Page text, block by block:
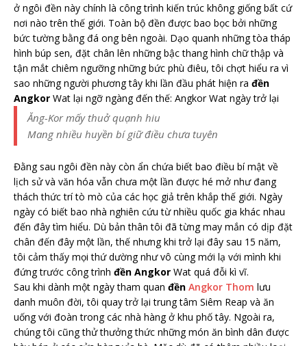
ở ngôi đền này chính là công trình kiến trúc không giống bất cứ
nơi nào trên thế giới. Toàn bộ đền được bao bọc bởi những
bức tường bằng đá ong bên ngoài. Dạo quanh những tòa tháp
hình búp sen, đặt chân lên những bậc thang hình chữ thập và
tận mắt chiêm ngưỡng những bức phù điêu, tôi chợt hiểu ra vì
sao những người phương tây khi lần đầu phát hiện ra đền
Angkor Wat lại ngỡ ngàng đến thế: Angkor Wat ngày trở lại
Ăng-Kor mấy thuở quạnh hiu
Mang nhiều huyền bí giữ điều chưa tuyên
Đằng sau ngôi đền này còn ẩn chứa biết bao điều bí mật về
lịch sử và văn hóa vẫn chưa một lần được hé mở như đang
thách thức trí tò mò của các học giả trên khắp thế giới. Ngày
ngày có biết bao nhà nghiên cứu từ nhiều quốc gia khác nhau
đến đây tìm hiểu. Dù bản thân tôi đã từng may mắn có dịp đặt
chân đến đây một lần, thế nhưng khi trở lại đây sau 15 năm,
tôi cảm thấy mọi thứ dường như vô cùng mới lạ với mình khi
đứng trước công trình đền Angkor Wat quá đỗi kì vĩ.
Sau khi dành một ngày tham quan đền Angkor Thom lưu
danh muôn đời, tôi quay trở lại trung tâm Siêm Reap và ăn
uống với đoàn trong các nhà hàng ở khu phố tây. Ngoài ra,
chúng tôi cũng thử thưởng thức những món ăn bình dân được